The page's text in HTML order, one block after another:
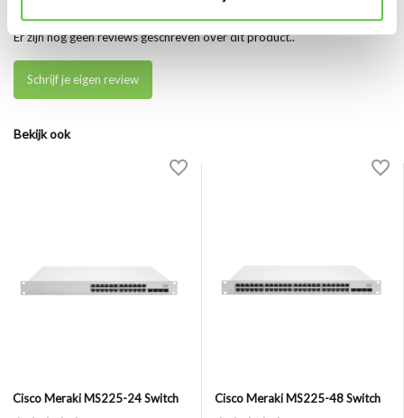
Er zijn nog geen reviews geschreven over dit product..
Schrijf je eigen review
Bekijk ook
Cisco Meraki MS225-24 Switch Cisco Meraki MS225-48 Switch